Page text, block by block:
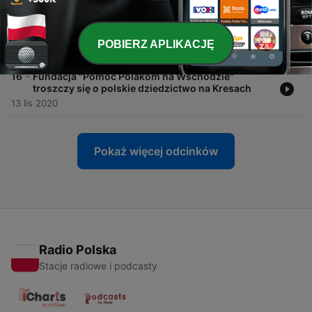
Kosów - miasto na pograniczu Pokucia i
Huculszczyzny, popularny kurort II RP
przyciągający elity intelektualne
17 lis 2020
16 - Fundacja "Pomoc Polakom na Wschodzie"
troszczy się o polskie dziedzictwo na Kresach
13 lis 2020
Pokaż więcej odcinków
Radio Polska
Stacje radiowe i podcasty
POBIERZ APLIKACJĘ